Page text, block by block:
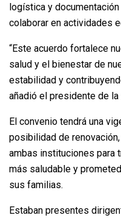
logística y
colaborar en actividades
“Este acuerdo fortalece
salud y el bienestar de
estabilidad y
añadió el presidente de la
El convenio tendrá una
posibilidad de
ambas instituciones para
más saludable y
sus familias.
Estaban presentes